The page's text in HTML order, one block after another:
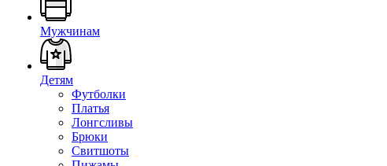
Мужчинам
Детям
Футболки
Платья
Лонгсливы
Брюки
Свитшоты